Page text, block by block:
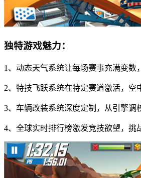
独特游戏魅力：
1、动态天气系统让每场赛事充满变数
2、特技飞跃系统在特定赛道激活，空
3、车辆改装系统深度定制，从引擎调
4、全球实时排行榜激发竞技欲望，挑